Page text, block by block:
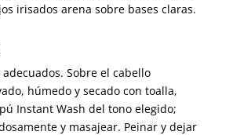
irisados arena sobre bases claras.
Sobre el cabello
húmedo y secado con toalla,
Instant Wash del tono elegido;
y masajear. Peinar y dejar